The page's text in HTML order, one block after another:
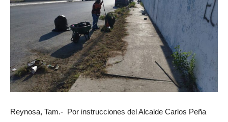
Reynosa, Tam.- Por instrucciones del Alcalde Carlos Peña